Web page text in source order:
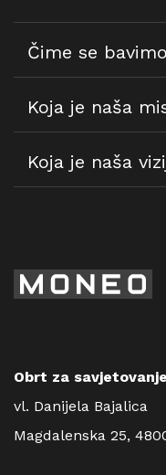
Čime se
Koja je naša
Koja je naša
Obrt za savjetovanje
vl. Danijela Bajalica
Magdalenska 25,